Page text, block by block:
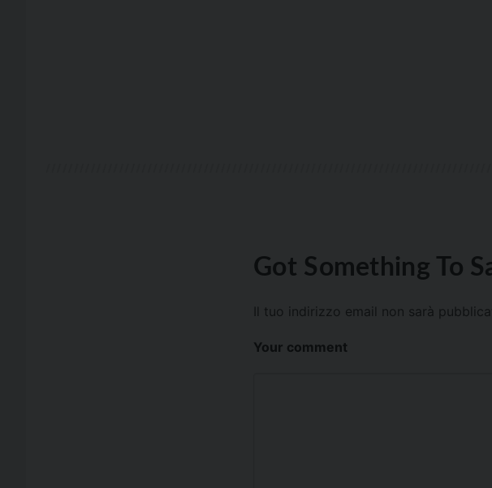
Got Something To
Il tuo indirizzo email non sarà
Your comment